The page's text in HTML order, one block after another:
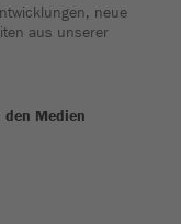
neue
aus unserer
den Medien